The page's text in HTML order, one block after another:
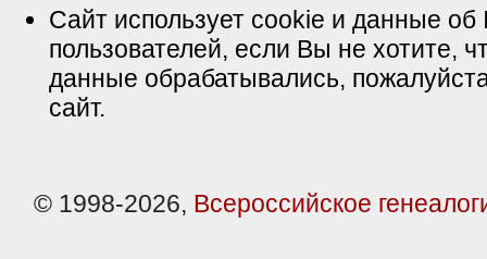
Сайт использует cookie и данные об
пользователей, если Вы не хотите,
данные обрабатывались,
сайт.
© 1998-2026, Всероссийское